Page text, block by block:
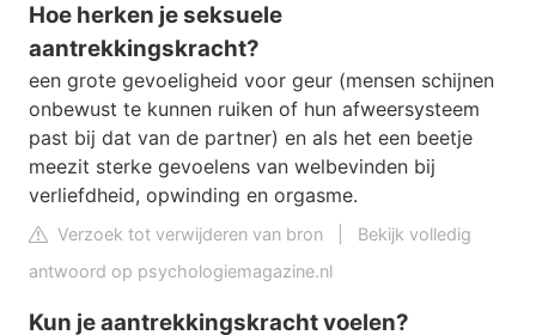
Hoe herken je seksuele
aantrekkingskracht?
een grote gevoeligheid voor geur (mensen schijnen
onbewust te kunnen ruiken of hun afweersysteem
past bij dat van de partner) en als het een beetje
meezit sterke gevoelens van welbevinden bij
verliefdheid, opwinding en orgasme.
Verzoek tot verwijderen van bron
Bekijk volledig
antwoord op psychologiemagazine.nl
Kun je aantrekkingskracht voelen?